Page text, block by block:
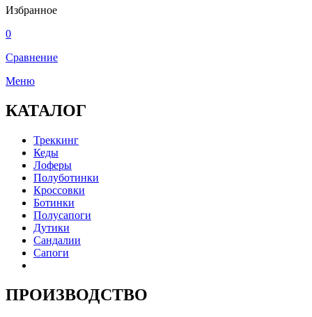
Избранное
0
Сравнение
Меню
КАТАЛОГ
Треккинг
Кеды
Лоферы
Полуботинки
Кроссовки
Ботинки
Полусапоги
Дутики
Сандалии
Сапоги
ПРОИЗВОДСТВО